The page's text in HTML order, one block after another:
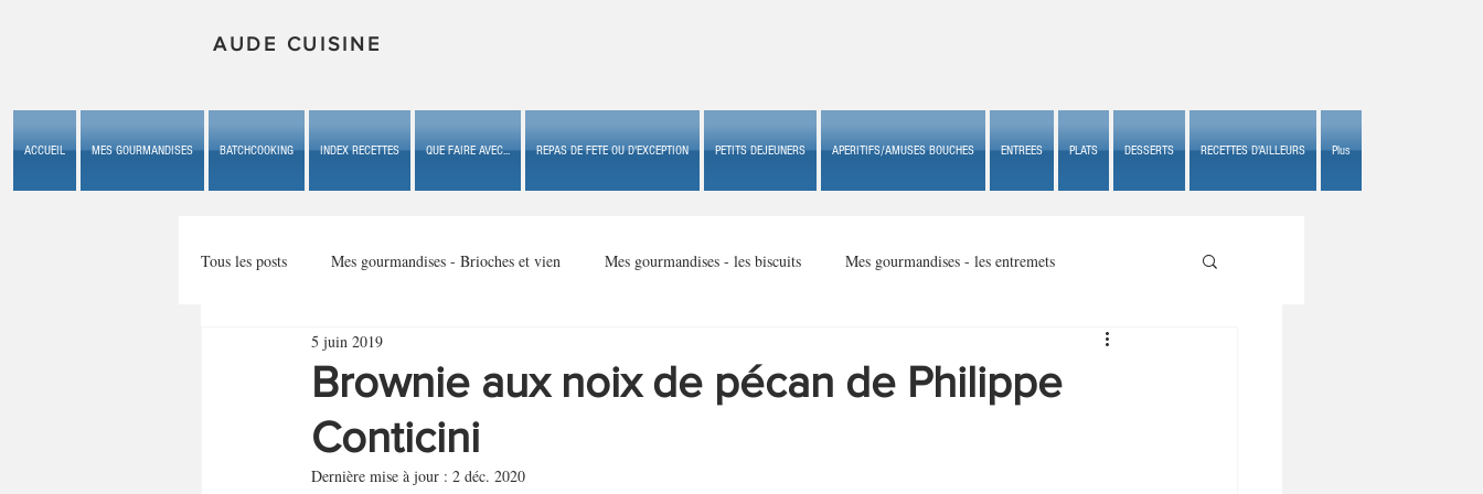
AUDE CUISINE
ACCUEIL MES GOURMANDISES BATCHCOOKING INDEX RECETTES QUE FAIRE AVEC... REPAS DE FETE OU D'EXCEPTION PETITS DEJEUNERS APERITIFS/AMUSES BOUCHES ENTREES PLATS DESSERTS RECETTES D'AILLEURS Plus
Tous les posts Mes gourmandises - Brioches et vien Mes gourmandises - les biscuits Mes gourmandises - les entremets
Mes gourmandises - les gâteaux du b
Mes gourmandises - plaisirs d'enfan
Brownie aux noix de pécan de Philippe
Conticini
5 juin 2019
Dernière mise à jour : 2 déc. 2020